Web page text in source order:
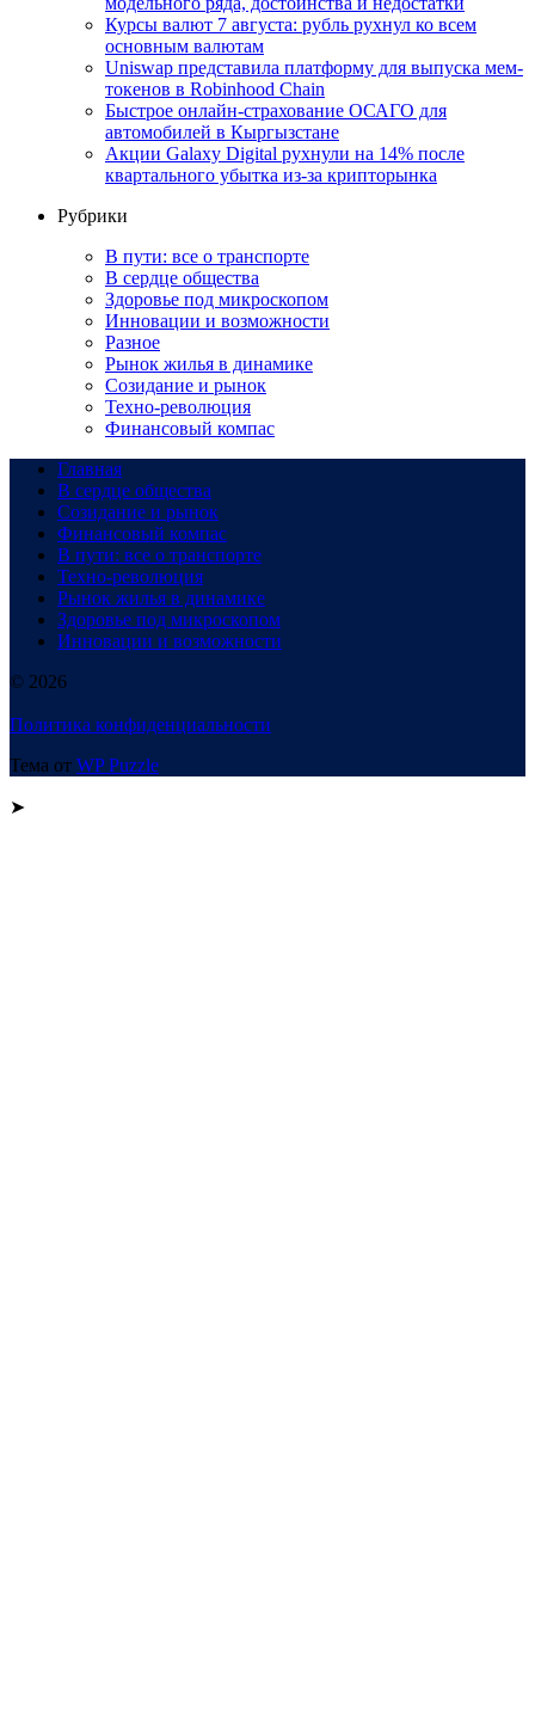
Курсы валют 7 августа: рубль рухнул ко всем
основным валютам
Uniswap представила платформу для выпуска мем-
токенов в Robinhood Chain
Быстрое онлайн-страхование ОСАГО для
автомобилей в Кыргызстане
Акции Galaxy Digital рухнули на 14% после
квартального убытка из-за крипторынка
Рубрики
В пути: все о транспорте
В сердце общества
Здоровье под микроскопом
Инновации и возможности
Разное
Рынок жилья в динамике
Созидание и рынок
Техно-революция
Финансовый компас
Главная
В сердце общества
Созидание и рынок
Финансовый компас
В пути: все о транспорте
Техно-революция
Рынок жилья в динамике
Здоровье под микроскопом
Инновации и возможности
© 2026
Политика конфиденциальности
Тема от WP Puzzle
➤